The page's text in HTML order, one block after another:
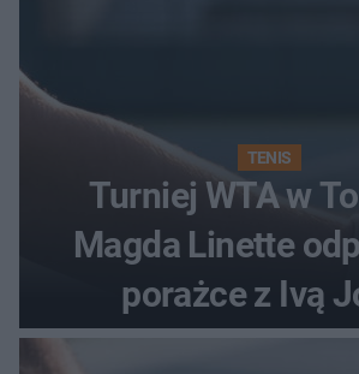
TENIS
Turniej WTA w
Magda Linette
porażce z Ivą